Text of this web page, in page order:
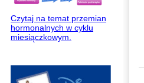
Czytaj na temat przemian
hormonalnych w cyklu
miesiączkowym.